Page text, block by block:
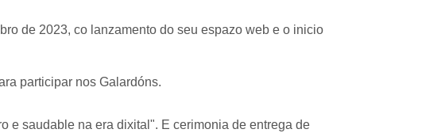
de 2023, co lanzamento do seu espazo web e o inicio
participar nos Galardóns.
e saudable na era dixital". E cerimonia de entrega de